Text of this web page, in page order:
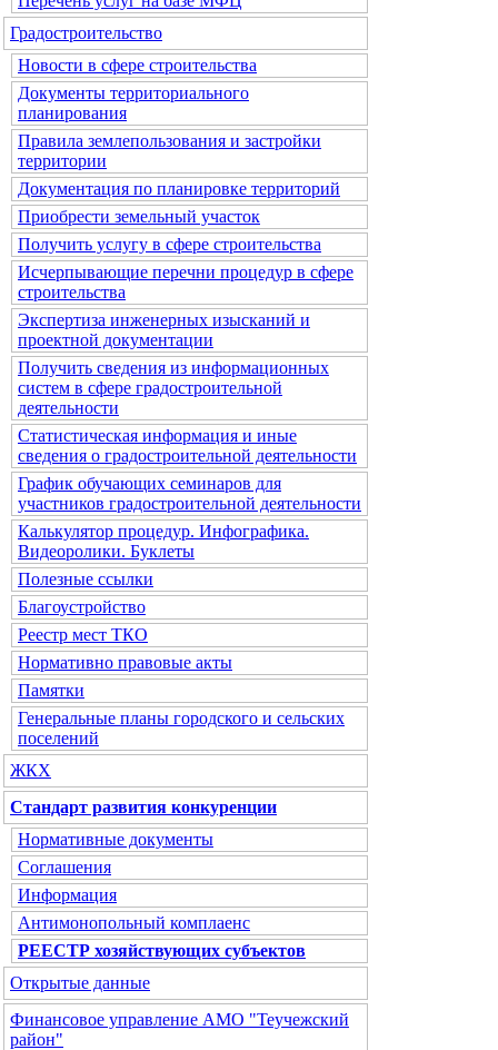
Градостроительство
Новости в сфере строительства
Документы территориального
планирования
Правила землепользования и застройки
территории
Документация по планировке территорий
Приобрести земельный участок
Получить услугу в сфере строительства
Исчерпывающие перечни процедур в сфере
строительства
Экспертиза инженерных изысканий и
проектной документации
Получить сведения из информационных
систем в сфере градостроительной
деятельности
Статистическая информация и иные
сведения о градостроительной деятельности
График обучающих семинаров для
участников градостроительной деятельности
Калькулятор процедур. Инфографика.
Видеоролики. Буклеты
Полезные ссылки
Благоустройство
Реестр мест ТКО
Нормативно правовые акты
Памятки
Генеральные планы городского и сельских
поселений
ЖКХ
Стандарт развития конкуренции
Нормативные документы
Соглашения
Информация
Антимонопольный комплаенс
РЕЕСТР хозяйствующих субъектов
Открытые данные
Финансовое управление АМО "Теучежский
район"